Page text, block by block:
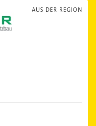
AUS DER REGION